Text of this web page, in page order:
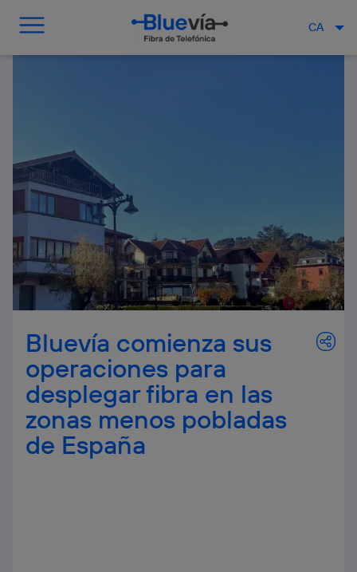
CA
Bluevía comienza sus
operaciones para
desplegar fibra en las
zonas menos pobladas
de España